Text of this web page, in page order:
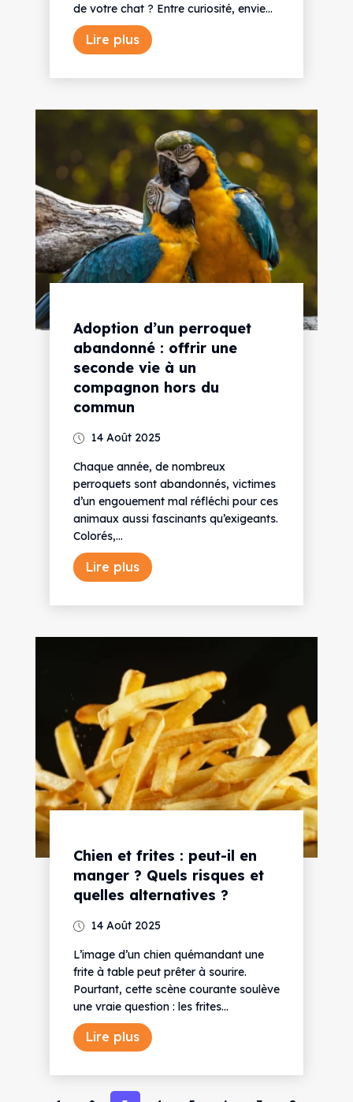
de votre chat ? Entre curiosité, envie...
Lire plus
Adoption d’un perroquet
abandonné : offrir une
seconde vie à un
compagnon hors du
commun
14 Août 2025
Chaque année, de nombreux
perroquets sont abandonnés, victimes
d’un engouement mal réfléchi pour ces
animaux aussi fascinants qu’exigeants.
Colorés,...
Lire plus
Chien et frites : peut-il en
manger ? Quels risques et
quelles alternatives ?
14 Août 2025
L’image d’un chien quémandant une
frite à table peut prêter à sourire.
Pourtant, cette scène courante soulève
une vraie question : les frites...
Lire plus